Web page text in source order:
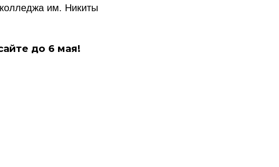
колледжа им. Никиты
до 6 мая!